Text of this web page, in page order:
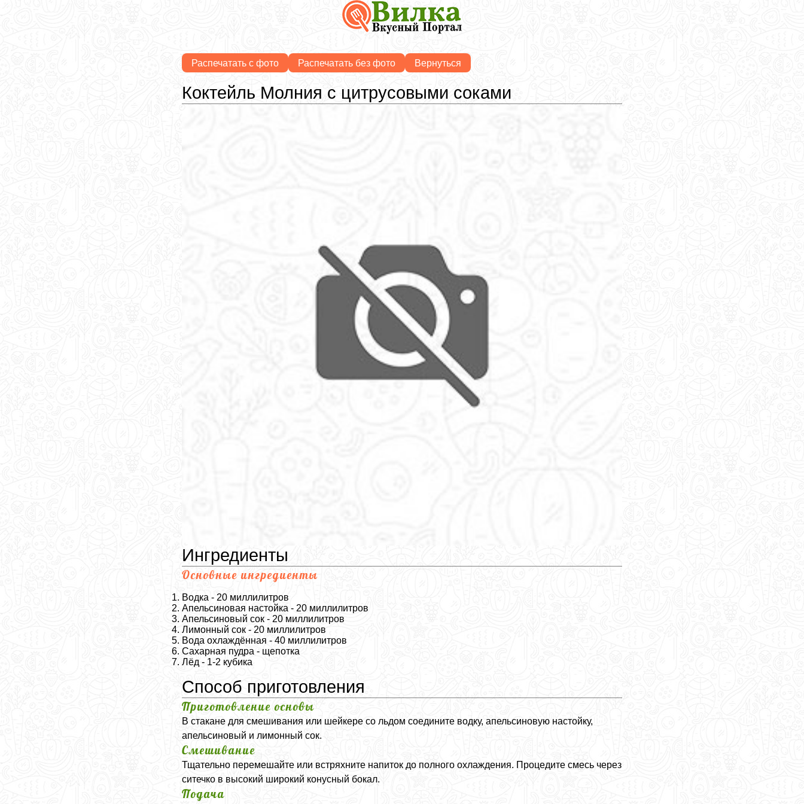
Распечатать с фото Распечатать без фото Вернуться
Коктейль Молния с цитрусовыми соками
Ингредиенты
Основные ингредиенты
Водка - 20 миллилитров
Апельсиновая настойка - 20 миллилитров
Апельсиновый сок - 20 миллилитров
Лимонный сок - 20 миллилитров
Вода охлаждённая - 40 миллилитров
Сахарная пудра - щепотка
Лёд - 1-2 кубика
Способ приготовления
Приготовление основы
В стакане для смешивания или шейкере со льдом соедините водку, апельсиновую настойку,
апельсиновый и лимонный сок.
Смешивание
Тщательно перемешайте или встряхните напиток до полного охлаждения. Процедите смесь через
ситечко в высокий широкий конусный бокал.
Подача